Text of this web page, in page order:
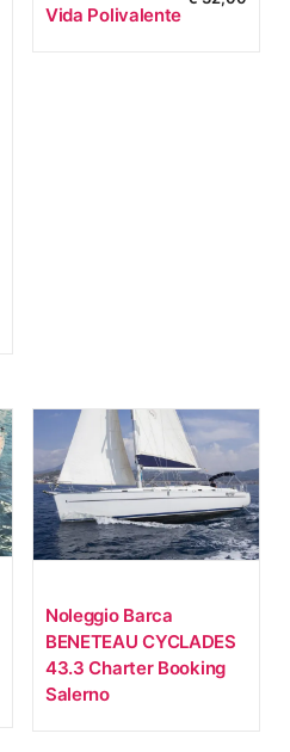
Vida Polivalente
Noleggio Barca
BENETEAU CYCLADES
43.3 Charter Booking
Salerno